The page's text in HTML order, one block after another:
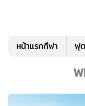
หน้าแรกกีฬา ฟุ